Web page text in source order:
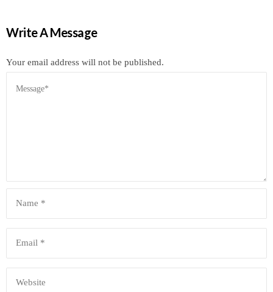
Write A Message
Your email address will not be published.